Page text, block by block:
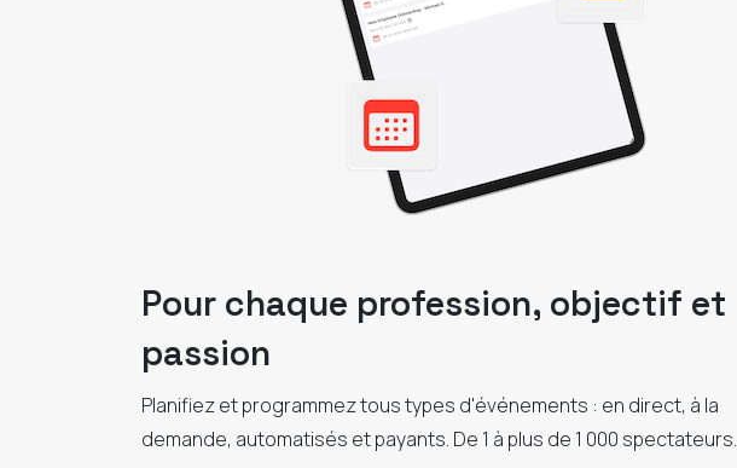
Pour chaque profession, objectif et
passion
Planifiez et programmez tous types d'événements : en direct, à la
demande, automatisés et payants. De 1 à plus de 1 000 spectateurs.